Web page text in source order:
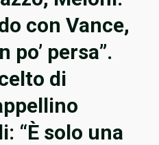
con Vance,
po’ persa”.
di
“È solo una